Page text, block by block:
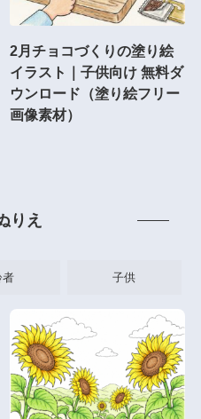
2月チョコづくりの塗り絵
イラスト｜子供向け 無料ダ
ウンロード（塗り絵フリー
画像素材）
りえ
者 子供